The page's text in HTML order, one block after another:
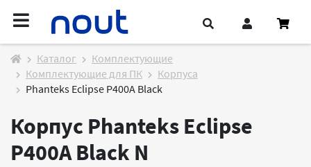
Каталог
Комплектующие
Комплектующие для ПК
Корпуса
Phanteks Eclipse P400A Black
Корпус Phanteks Eclipse
P400A Black N